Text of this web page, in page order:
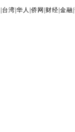
台湾 |华人 |侨网 财经 |金融 |